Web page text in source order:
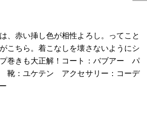
、赤い挿し色が相性よろし。ってこと
こちら。着こなしを壊さないようにシ
巻きも大正解！コート：バブアー パ
靴：ユケテン アクセサリー：コーデ